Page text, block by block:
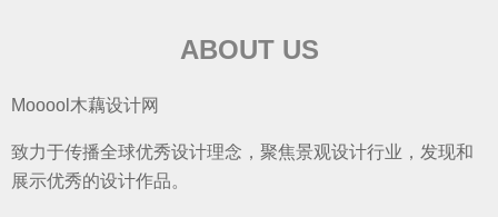
ABOUT US
Mooool木藕设计网
致力于传播全球优秀设计理念，聚焦景观设计行业，发现和
展示优秀的设计作品。